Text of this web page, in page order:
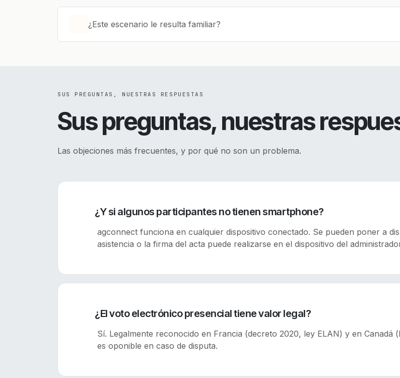
¿Este escenario le resulta familiar?
SUS PREGUNTAS, NUESTRAS RESPUESTAS
Sus preguntas, nuestras
Las objeciones más frecuentes, y por qué no son un problema.
¿Y si algunos participantes no tienen smartphone?
agconnect funciona en cualquier dispositivo conectado. Se pueden poner a
asistencia o la firma del acta puede realizarse en el dispositivo del
¿El voto electrónico presencial tiene valor legal?
Sí. Legalmente reconocido en Francia (decreto 2020, ley ELAN) y en Canadá
es oponible en caso de disputa.